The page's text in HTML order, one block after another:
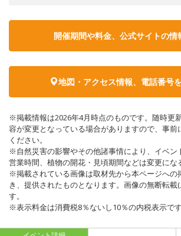
開催期間や料金、公式サイトの情
地図・アクセス情報、電話番号
※掲載情報は2026年4月時点のものです。随時更
容が変更となっている場合がありますので、事前
ください。
※自然災害の影響やその他諸事情により、イベン
営業時間、植物の開花・見頃期間などは変更にな
※掲載されている画像は取材先から本ページへの
き、提供されたものとなります。画像の無断転載
す。
※表示料金は消費税8％ないし10％の内税表示です